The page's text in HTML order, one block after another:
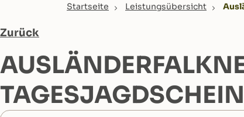
You are here:
Startseite Leistungsübersicht
Zurück
TAGESJAGDSCHEIN